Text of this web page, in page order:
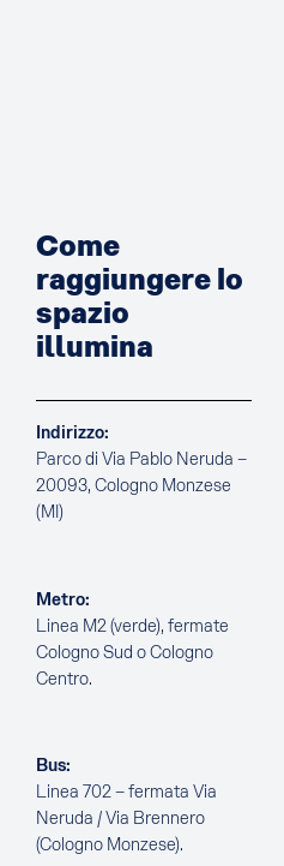
Come
raggiungere lo
spazio
illumina
Indirizzo:
Parco di Via Pablo Neruda –
20093, Cologno Monzese
(MI)
Metro:
Linea M2 (verde), fermate
Cologno Sud o Cologno
Centro.
Bus:
Linea 702 – fermata Via
Neruda / Via Brennero
(Cologno Monzese).